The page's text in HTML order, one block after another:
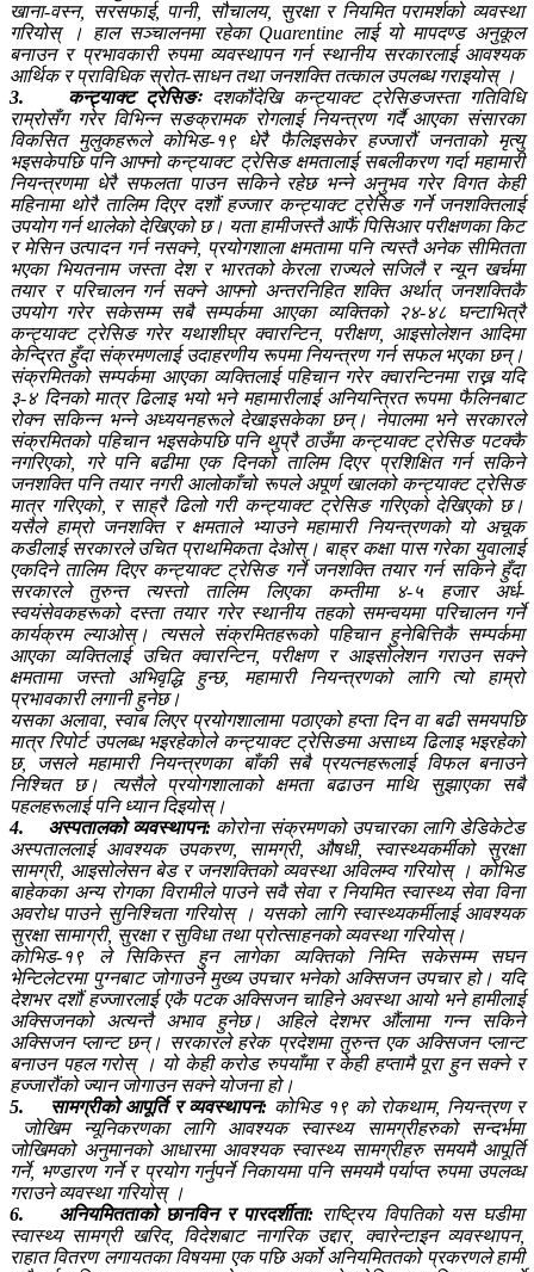
खाना-वस्न, सरसफाई, पानी, सौचालय, सुरक्षा र नियमित परामर्शको व्यवस्था
गरियोस् । हाल सञ्चालनमा रहेका Quarentine लाई यो मापदण्ड अनुकूल
बनाउन र प्रभावकारी रुपमा व्यवस्थापन गर्न स्थानीय सरकारलाई आवश्यक
आर्थिक र प्राविधिक स्रोत-साधन तथा जनशक्ति तत्काल उपलब्ध गराइयोस् ।
3.
कन्ट्याक्ट ट्रेसिङःदशकौंदेखि कन्ट्याक्ट ट्रेसिङजस्ता गतिविधि
राम्रोसँग गरेर विभिन्न सङक्रामक रोगलाई नियन्त्रण गर्दै आएका संसारका
विकसित मुलुकहरूले कोभिड-१९ धेरै फैलिइसकेर हज्जारौं जनताको मृत्यु
भइसकेपछि पनि आफ्नो कन्ट्याक्ट ट्रेसिङ क्षमतालाई सबलीकरण गर्दा महामारी
नियन्त्रणमा धेरै सफलता पाउन सकिने रहेछ भन्ने अनुभव गरेर विगत केही
महिनामा थोरै तालिम दिएर दशौं हज्जार कन्ट्याक्ट ट्रेसिङ गर्ने जनशक्तिलाई
उपयोग गर्न थालेको देखिएको छ। यता हामीजस्तै आफैं पिसिआर परीक्षणका किट
र मेसिन उत्पादन गर्न नसक्ने, प्रयोगशाला क्षमतामा पनि त्यस्तै अनेक सीमितता
भएका भियतनाम जस्ता देश र भारतको केरला राज्यले सजिलै र न्यून खर्चमा
तयार र परिचालन गर्न सक्ने आफ्नो अन्तरनिहित शक्ति अर्थात् जनशक्तिकै
उपयोग गरेर सकेसम्म सबै सम्पर्कमा आएका व्यक्तिको २४-४८ घन्टाभित्रै
कन्ट्याक्ट ट्रेसिङ गरेर यथाशीघ्र क्वारन्टिन, परीक्षण, आइसोलेशन आदिमा
केन्द्रित हुँदा संक्रमणलाई उदाहरणीय रूपमा नियन्त्रण गर्न सफल भएका छन्।
संक्रमितको सम्पर्कमा आएका व्यक्तिलाई पहिचान गरेर क्वारन्टिनमा राख्न यदि
३-४ दिनको मात्र ढिलाइ भयो भने महामारीलाई अनियन्त्रित रूपमा फैलिनबाट
रोक्न सकिन्न भन्ने अध्ययनहरूले देखाइसकेका छन्। नेपालमा भने सरकारले
संक्रमितको पहिचान भइसकेपछि पनि थुप्रै ठाउँमा कन्ट्याक्ट ट्रेसिङ पटक्कै
नगरिएको, गरे पनि बढीमा एक दिनको तालिम दिएर प्रशिक्षित गर्न सकिने
जनशक्ति पनि तयार नगरी आलोकाँचो रूपले अपूर्ण खालको कन्ट्याक्ट ट्रेसिङ
मात्र गरिएको, र साह्रै ढिलो गरी कन्ट्याक्ट ट्रेसिङ गरिएको देखिएको छ।
यसैले हाम्रो जनशक्ति र क्षमताले भ्याउने महामारी नियन्त्रणको यो अचूक
कडीलाई सरकारले उचित प्राथमिकता देओस्। बाह्र कक्षा पास गरेका युवालाई
एकदिने तालिम दिएर कन्ट्याक्ट ट्रेसिङ गर्ने जनशक्ति तयार गर्न सकिने हुँदा
सरकारले तुरुन्त त्यस्तो तालिम लिएका कम्तीमा ४-५ हजार अर्ध-
स्वयंसेवकहरूको दस्ता तयार गरेर स्थानीय तहको समन्वयमा परिचालन गर्ने
कार्यक्रम ल्याओस्। त्यसले संक्रमितहरूको पहिचान हुनेबित्तिकै सम्पर्कमा
आएका व्यक्तिलाई उचित क्वारन्टिन, परीक्षण र आइसोलेशन गराउन सक्ने
क्षमतामा जस्तो अभिवृद्धि हुन्छ, महामारी नियन्त्रणको लागि त्यो हाम्रो
प्रभावकारी लगानी हुनेछ।
यसका अलावा, स्वाब लिएर प्रयोगशालामा पठाएको हप्ता दिन वा बढी समयपछि
मात्र रिपोर्ट उपलब्ध भइरहेकोले कन्ट्याक्ट ट्रेसिङमा असाध्य ढिलाइ भइरहेको
छ, जसले महामारी नियन्त्रणका बाँकी सबै प्रयत्नहरूलाई विफल बनाउने
निश्चित छ। त्यसैले प्रयोगशालाको क्षमता बढाउन माथि सुझाएका सबै
पहलहरूलाई पनि ध्यान दिइयोस्।
4.
अस्पतालको व्यवस्थापन:कोरोना संक्रमणको उपचारका लागि डेडिकेटेड
अस्पताललाई आवश्यक उपकरण, सामग्री, औषधी, स्वास्थ्यकर्मीको सुरक्षा
सामग्री, आइसोलेसन बेड र जनशक्तिको व्यवस्था अविलम्व गरियोस् । कोभिड
बाहेकका अन्य रोगका विरामीले पाउने सवै सेवा र नियमित स्वास्थ्य सेवा विना
अवरोध पाउने सुनिश्चिता गरियोस् । यसको लागि स्वास्थ्यकर्मीलाई आवश्यक
सुरक्षा सामाग्री, सुरक्षा र सुविधा तथा प्रोत्साहनको व्यवस्था गरियोस्।
कोभिड-१९ ले सिकिस्त हुन लागेका व्यक्तिको निम्ति सकेसम्म सघन
भेन्टिलेटरमा पुग्नबाट जोगाउने मुख्य उपचार भनेको अक्सिजन उपचार हो। यदि
देशभर दशौं हज्जारलाई एकै पटक अक्सिजन चाहिने अवस्था आयो भने हामीलाई
अक्सिजनको अत्यन्तै अभाव हुनेछ। अहिले देशभर औंलामा गन्न सकिने
अक्सिजन प्लान्ट छन्। सरकारले हरेक प्रदेशमा तुरुन्त एक अक्सिजन प्लान्ट
बनाउन पहल गरोस् । यो केही करोड रुपयाँमा र केही हप्तामै पूरा हुन सक्ने र
हज्जारौंको ज्यान जोगाउन सक्ने योजना हो।
5.
सामग्रीको आपूर्ति र व्यवस्थापन: कोभिड १९ को रोकथाम, नियन्त्रण र
जोखिम न्यूनिकरणका लागि आवश्यक स्वास्थ्य सामग्रीहरुको सन्दर्भमा
जोखिमको अनुमानको आधारमा आवश्यक स्वास्थ्य सामग्रीहरु समयमै आपूर्ति
गर्ने, भण्डारण गर्ने र प्रयोग गर्नुपर्ने निकायमा पनि समयमै पर्याप्त रुपमा उपलव्ध
गराउने व्यवस्था गरियोस् ।
6.
अनियमितताको छानविन र पारदर्शीता: राष्ट्रिय विपतिको यस घडीमा
स्वास्थ्य सामग्री खरिद, विदेशबाट नागरिक उद्दार, क्वारेन्टाइन व्यवस्थापन,
राहात वितरण लगायतका विषयमा एक पछि अर्को अनियमिततको प्रकरणले हामी